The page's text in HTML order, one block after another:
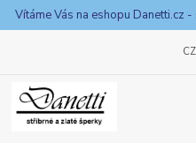
Vítáme Vás na eshopu Danetti.cz